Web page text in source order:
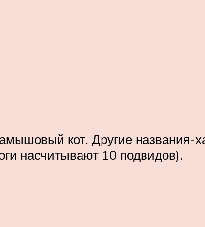
кот. Другие названия-
насчитывают 10 подвидов).